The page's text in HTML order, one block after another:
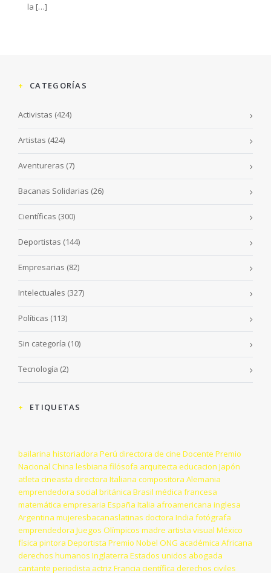
la […]
CATEGORÍAS
Activistas (424)
Artistas (424)
Aventureras (7)
Bacanas Solidarias (26)
Científicas (300)
Deportistas (144)
Empresarias (82)
Intelectuales (327)
Políticas (113)
Sin categoría (10)
Tecnología (2)
ETIQUETAS
bailarina historiadora Perú directora de cine Docente Premio
Nacional China lesbiana filósofa arquitecta educacion Japón
atleta cineasta directora Italiana compositora Alemania
emprendedora social británica Brasil médica francesa
matemática empresaria España Italia afroamericana inglesa
Argentina mujeresbacanaslatinas doctora India fotógrafa
emprendedora Juegos Olímpicos madre artista visual México
física pintora Deportista Premio Nobel ONG académica Africana
derechos humanos Inglaterra Estados unidos abogada
cantante periodista actriz Francia científica derechos civiles